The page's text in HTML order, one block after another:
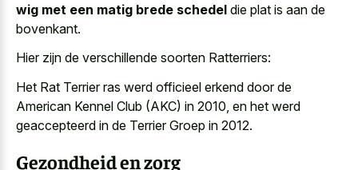
wig met een matig brede schedel die plat is aan de
bovenkant.
Hier zijn de verschillende soorten Ratterriers:
Het Rat Terrier ras werd officieel erkend door de
American Kennel Club (AKC) in 2010, en het werd
geaccepteerd in de Terrier Groep in 2012.
Gezondheid en zorg